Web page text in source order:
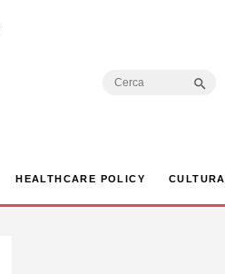
Search
HEALTHCARE POLICY CULTURA